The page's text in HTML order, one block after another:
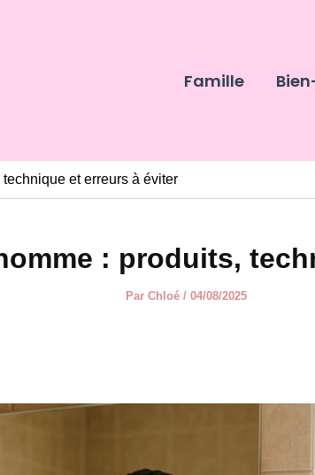
Famille
et erreurs à éviter
: produits,
Par Chloé / 04/08/2025